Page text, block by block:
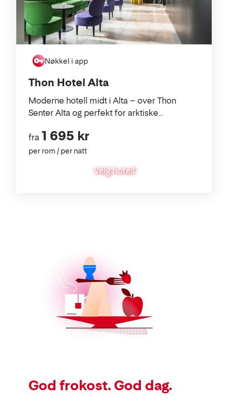
Thon Hotel Alta
Moderne hotell midt i Alta – over Thon
Senter Alta og perfekt for arktiske
Nøkkel i app
fra 1 695 kr
per rom / per natt
Velg hotell
God frokost. God dag.